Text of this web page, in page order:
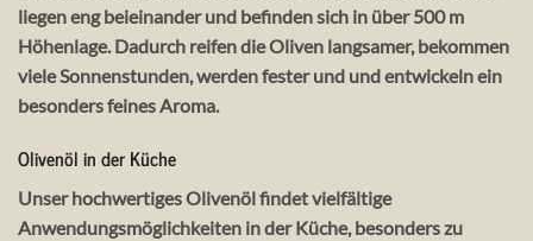
liegen eng beieinander und befinden sich in über 500 m
Höhenlage. Dadurch reifen die Oliven langsamer, bekommen
viele Sonnenstunden, werden fester und und entwickeln ein
besonders feines Aroma.
Olivenöl in der Küche
Unser hochwertiges Olivenöl findet vielfältige
Anwendungsmöglichkeiten in der Küche, besonders zu